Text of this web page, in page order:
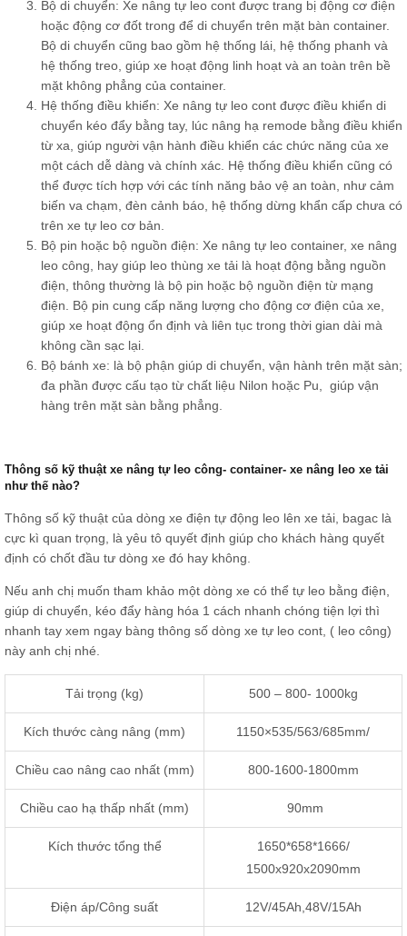
Bộ di chuyển: Xe nâng tự leo cont được trang bị động cơ điện
hoặc động cơ đốt trong để di chuyển trên mặt bàn container.
Bộ di chuyển cũng bao gồm hệ thống lái, hệ thống phanh và
hệ thống treo, giúp xe hoạt động linh hoạt và an toàn trên bề
mặt không phẳng của container.
Hệ thống điều khiển: Xe nâng tự leo cont được điều khiển di
chuyển kéo đẩy bằng tay, lúc nâng hạ remode bằng điều khiển
từ xa, giúp người vận hành điều khiển các chức năng của xe
một cách dễ dàng và chính xác. Hệ thống điều khiển cũng có
thể được tích hợp với các tính năng bảo vệ an toàn, như cảm
biến va chạm, đèn cảnh báo, hệ thống dừng khẩn cấp chưa có
trên xe tự leo cơ bản.
Bộ pin hoặc bộ nguồn điện: Xe nâng tự leo container, xe nâng
leo công, hay giúp leo thùng xe tải là hoạt động bằng nguồn
điện, thông thường là bộ pin hoặc bộ nguồn điện từ mạng
điện. Bộ pin cung cấp năng lượng cho động cơ điện của xe,
giúp xe hoạt động ổn định và liên tục trong thời gian dài mà
không cần sạc lại.
Bộ bánh xe: là bộ phận giúp di chuyển, vận hành trên mặt sàn;
đa phần được cấu tạo từ chất liệu Nilon hoặc Pu, giúp vận
hàng trên mặt sàn bằng phẳng.
Thông số kỹ thuật xe nâng tự leo công- container- xe nâng leo xe tải
như thế nào?
Thông số kỹ thuật của dòng xe điện tự động leo lên xe tải, bagac là
cực kì quan trọng, là yêu tô quyết định giúp cho khách hàng quyết
định có chốt đầu tư dòng xe đó hay không.
Nếu anh chị muốn tham khảo một dòng xe có thể tự leo bằng điện,
giúp di chuyển, kéo đẩy hàng hóa 1 cách nhanh chóng tiện lợi thì
nhanh tay xem ngay bàng thông số dòng xe tự leo cont, ( leo công)
này anh chị nhé.
Tải trọng (kg) 500 – 800- 1000kg
Kích thước càng nâng (mm) 1150×535/563/685mm/
Chiều cao nâng cao nhất (mm) 800-1600-1800mm
Chiều cao hạ thấp nhất (mm) 90mm
Kích thước tổng thể
1650*658*1666/
1500x920x2090mm
Điện áp/Công suất 12V/45Ah,48V/15Ah